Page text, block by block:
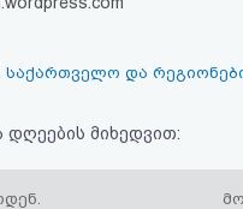
საქართველო და
დღეების მიხედვით: